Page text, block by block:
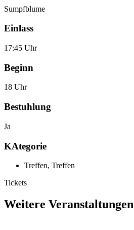
Sumpfblume
Einlass
17:45 Uhr
Beginn
18 Uhr
Bestuhlung
Ja
KAtegorie
Treffen, Treffen
Tickets
Weitere Veranstaltungen